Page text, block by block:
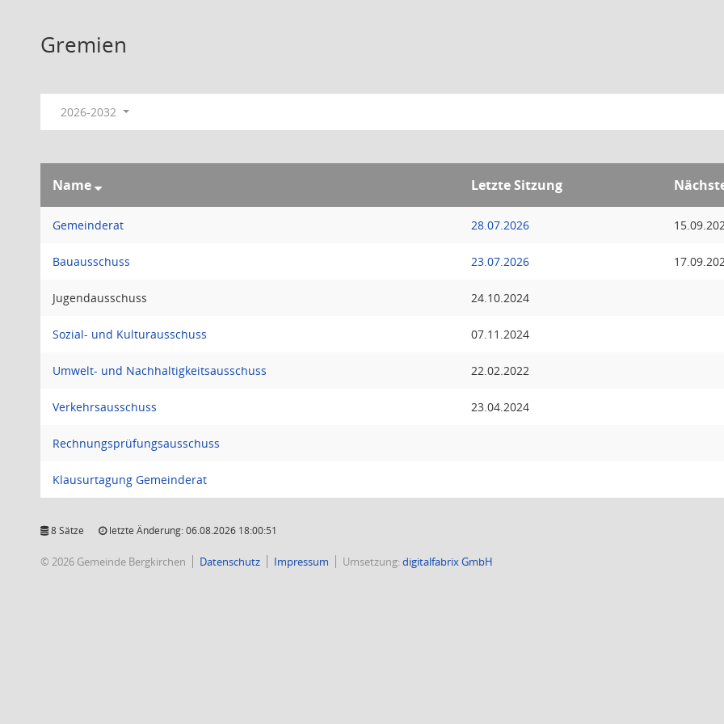
Gremien
2026-2032
Name Letzte Sitzung
Gemeinderat 28.07.2026
Bauausschuss 23.07.2026
Jugendausschuss 24.10.2024
Sozial- und Kulturausschuss 07.11.2024
Umwelt- und Nachhaltigkeitsausschuss 22.02.2022
Verkehrsausschuss 23.04.2024
Rechnungsprüfungsausschuss
Klausurtagung Gemeinderat
8 Sätze letzte Änderung: 06.08.2026 18:00:51
© 2026 Gemeinde Bergkirchen Datenschutz Impressum Umsetzung:digitalfabrix GmbH